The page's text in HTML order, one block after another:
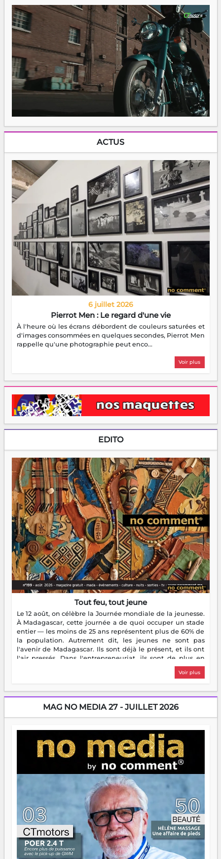
ACTUS
6 juillet 2026
Pierrot Men : Le regard d'une vie
À l'heure où les écrans débordent de couleurs saturées et
d'images consommées en quelques secondes, Pierrot Men
rappelle qu'une photographie peut enco...
Voir plus
EDITO
Tout feu, tout jeune
Le 12 août, on célèbre la Journée mondiale de la jeunesse.
À Madagascar, cette journée a de quoi occuper un stade
entier — les moins de 25 ans représentent plus de 60% de
la population. Autrement dit, les jeunes ne sont pas
l'avenir de Madagascar. Ils sont déjà le présent, et ils ont
l'air pressés. Dans l'entrepreneuriat, ils sont de plus en
plus nombreux à se lancer, à créer, à risquer — souvent
sans filet, souvent sans aide, mais toujours avec cette
dorment vraiment la nuit. En culture, les nouvelles sont
encore meilleures. Aina Rasamoelina vient de décrocher le
Prix RFI Instrumental Afrique. Miangaly Elia rafle le Prix
jeunes qui tiennent la torche. Alors oui, on pourrait
s'arrêter là, applaudir et rentrer chez soi satisfait. Mais ce
serait passer à côté d'une chose essentielle. La fougue, ça
brûle fort — et parfois, ça brûle vite. Une flamme sans
direction peut éclairer autant qu'elle peut consumer. C'est
là que les aînés entrent en scène — pas pour reprendre le
gouvernail, mais pour montrer où sont les récifs. Les jeunes
ont la force, les vieux ont l'expérience, comme on dit. Ce
n'est pas un combat de générations — c'est une question
d'équipage. Partagez vos réussites, mais aussi vos échecs.
Surtout vos échecs, d'ailleurs — ils enseignent mieux que
n'importe quel manuel. À Madagascar, la barque avance.
Il faut juste s'assurer que tout le monde rame dans le
même sens.
Voir plus
MAG NO MEDIA 27 - JUILLET 2026